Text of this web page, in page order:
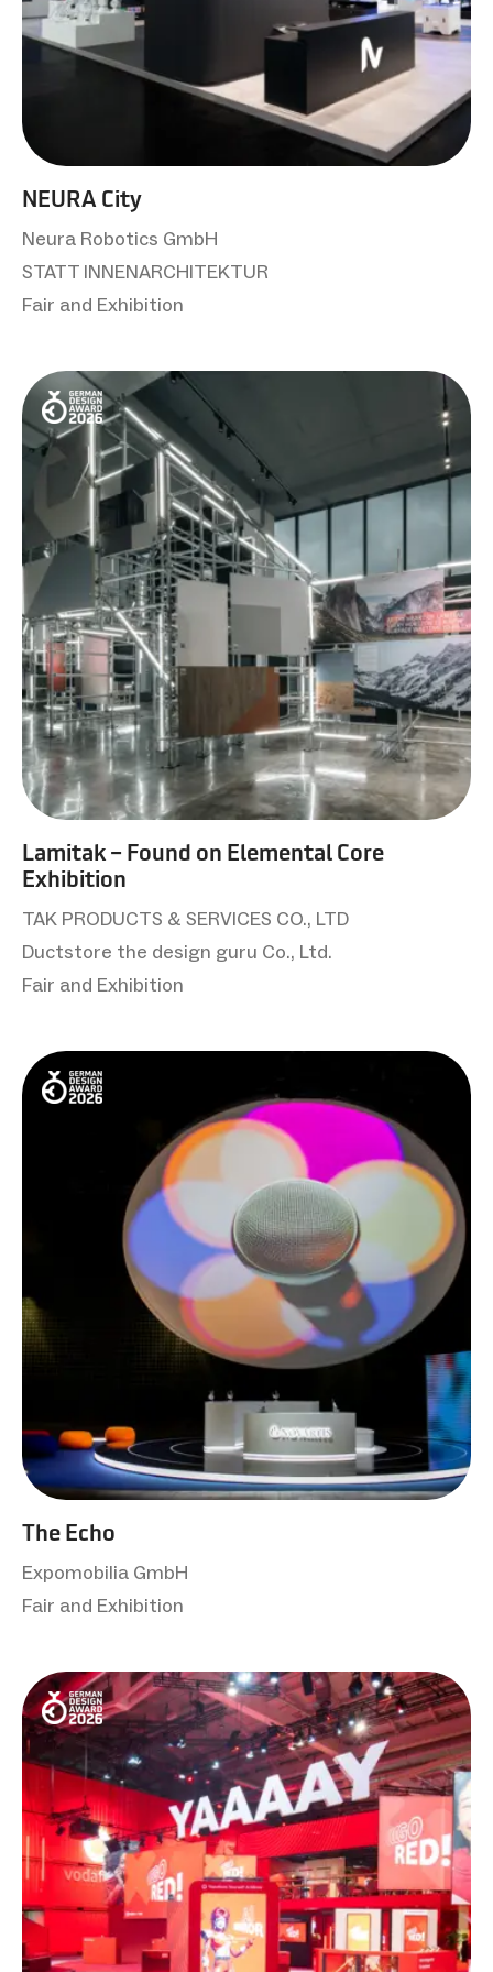
NEURA City
Neura Robotics GmbH
STATT INNENARCHITEKTUR
Fair and Exhibition
Lamitak – Found on Elemental Core
Exhibition
TAK PRODUCTS & SERVICES CO., LTD
Ductstore the design guru Co., Ltd.
Fair and Exhibition
The Echo
Expomobilia GmbH
Fair and Exhibition